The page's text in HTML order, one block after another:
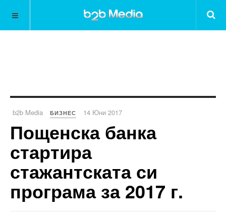
b2b Media БИЗНЕС 14 Юни 2017
Пощенска банка
стартира
стажантската си
програма за 2017 г.